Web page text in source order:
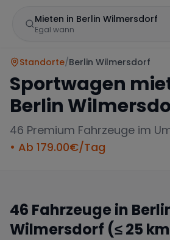
Mieten in Berlin Wilmersdorf
Egal wann
Mercedes BMW
Standorte/Berlin Wilmersdorf
Sportwagen
Berlin
46 Premium Fahrzeuge im
• Ab 179.00€/Tag
46 Fahrzeuge in
Wilmersdorf (≤ 25